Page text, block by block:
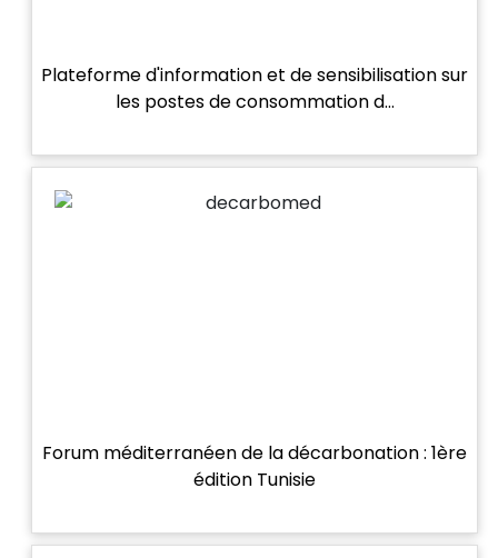
Plateforme d'information et de sensibilisation sur
les postes de consommation d…
Forum méditerranéen de la décarbonation : 1ère
édition Tunisie